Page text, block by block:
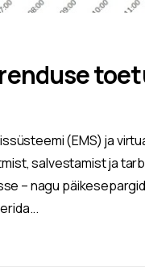
(EMS) ja
salvestamist ja
– nagu